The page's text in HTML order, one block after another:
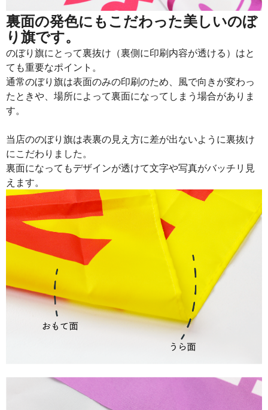
裏面の発色にもこだわった美しいのぼ
り旗です。
のぼり旗にとって裏抜け（裏側に印刷内容が透ける）はと
ても重要なポイント。
通常のぼり旗は表面のみの印刷のため、風で向きが変わっ
たときや、場所によって裏面になってしまう場合がありま
す。
当店ののぼり旗は表裏の見え方に差が出ないように裏抜け
にこだわりました。
裏面になってもデザインが透けて文字や写真がバッチリ見
えます。